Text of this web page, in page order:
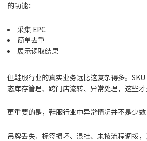
的功能：
采集 EPC
简单去重
展示读取结果
但鞋服行业的真实业务远比这复杂得多。SKU
态库存管理、跨门店流转、异常处理，这些才
更重要的是，鞋服行业中异常情况并不是少数：
吊牌丢失、标签损坏、混挂、未按流程调拨